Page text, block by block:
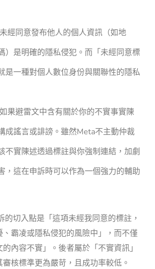
未經同意發布他人的個人資訊（如地
）是明確的隱私侵犯。而「未經同意標
是一種對個人數位身份與關聯性的隱私
如果避雷文中含有關於你的不實事實陳
成謠言或誹謗。雖然Meta不主動仲裁
不實陳述透過標註與你強制連結，加劇
，這在申訴時可以作為一個強力的輔助
的切入點是「這項未經我同意的標註，
霸凌或隱私侵犯的風險中」，而不僅
內容不實」。後者屬於「不實資訊」
核標準更為嚴苛，且成功率較低。